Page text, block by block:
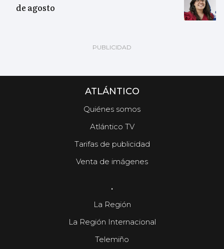
de agosto
ATLÁNTICO
Quiénes somos
Atlántico TV
Tarifas de publicidad
Venta de imágenes
.
La Región
La Región Internacional
Telemiño